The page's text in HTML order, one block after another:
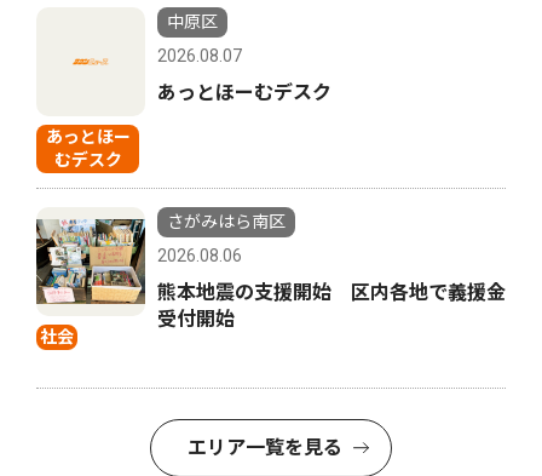
あっとほー
むデスク
中原区
2026.08.07
あっとほーむデスク
社会
さがみはら南区
2026.08.06
熊本地震の支援開始 区内各地で義援金
受付開始
エリア一覧を見る